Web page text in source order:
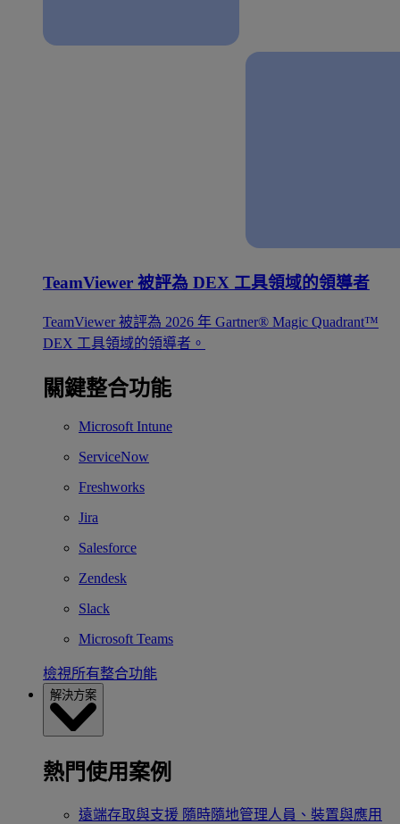
TeamViewer 被評為 DEX 工具領域的領導者
TeamViewer 被評為 2026 年 Gartner® Magic Quadrant™
DEX 工具領域的領導者。
關鍵整合功能
Microsoft Intune
ServiceNow
Freshworks
Jira
Salesforce
Zendesk
Slack
Microsoft Teams
檢視所有整合功能
解決方案
熱門使用案例
遠端存取與支援 隨時隨地管理人員、裝置與應用